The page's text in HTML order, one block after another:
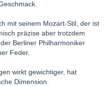
mit seinem Mozart-Stil, der ist
präzise aber trotzdem
Berliner Philharmoniker
Feder.
wirkt gewichtiger, hat
Dimension.